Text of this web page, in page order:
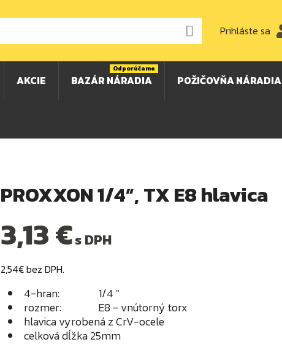
 Prihláste sa
AKCIE BAZÁR NÁRADIA
Odporúčame
POŽIČOVŇA NÁRADIA
PROXXON 1/4”, TX E8 hlavica
3,13 €s DPH
2,54€ bez DPH.
4-hran: 1/4 "
rozmer: E8 - vnútorný torx
hlavica vyrobená z CrV-ocele
celková dĺžka 25mm